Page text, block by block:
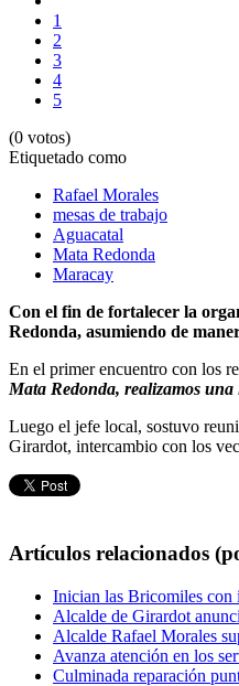
1
2
3
4
5
(0 votos)
Etiquetado como
Rafael Morales
mesas de trabajo
Aguacatal
Mata Redonda
Maracay
Con el fin de fortalecer la
Redonda, asumiendo de
En el primer encuentro con los
Mata Redonda, realizamos una
Luego el jefe local, sostuvo
Girardot, intercambio con los
Artículos relacionados
Inician las Bricomiles
Alcalde de Girardot
Alcalde Rafael Morales
Avanza atención en los
Culminada reparación